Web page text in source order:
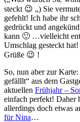
steckt 😉 „) Sie
gefehlt! Ich habe ihr
gedrückt und
kann 🙂 …vielleicht
Umschlag gesteckt
Grüße 😉 !
So, nun aber zur
gefälllt“ aus dem
aktuellen Frühjahr –
einfach perfekt! Daher
allerdings doch etwas
für Nina…